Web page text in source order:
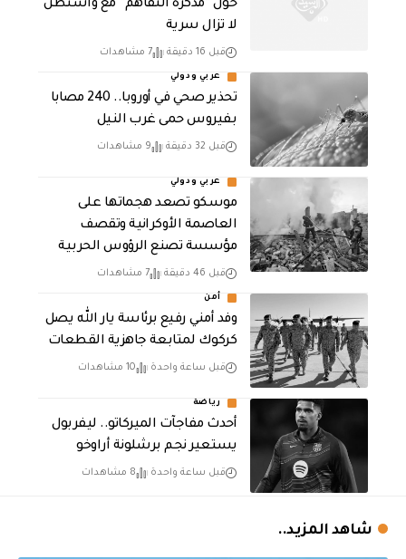
حول “مذكرة التفاهم” مع واشنطن
لا تزال سرية
قبل 16 دقيقة 7 مشاهدات
عربي ودولي
تحذير صحي في أوروبا.. 240 مصابا
بفيروس حمى غرب النيل
قبل 32 دقيقة 9 مشاهدات
عربي ودولي
موسكو تصعد هجماتها على
العاصمة الأوكرانية وتقصف
مؤسسة تصنع الرؤوس الحربية
قبل 46 دقيقة 7 مشاهدات
أمن
وفد أمني رفيع برئاسة يار الله يصل
كركوك لمتابعة جاهزية القطعات
قبل ساعة واحدة 10 مشاهدات
رياضة
أحدث مفاجآت الميركاتو.. ليفربول
يستعير نجم برشلونة أراوخو
قبل ساعة واحدة 8 مشاهدات
شاهد المزيد..